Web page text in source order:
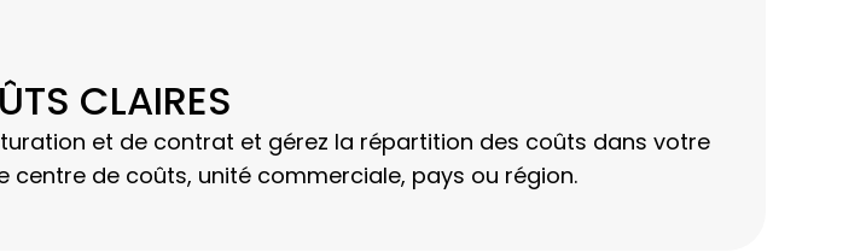
CLAIRES
et de contrat et gérez la répartition des coûts dans votre
centre de coûts, unité commerciale, pays ou région.